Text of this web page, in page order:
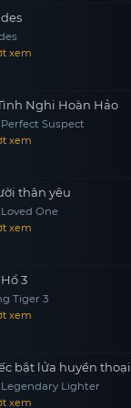
xem
Nghi Hoàn Hảo
Suspect
xem
thân yêu
One
xem
3
Tiger 3
xem
bật lửa huyền thoại
Lighter
xem